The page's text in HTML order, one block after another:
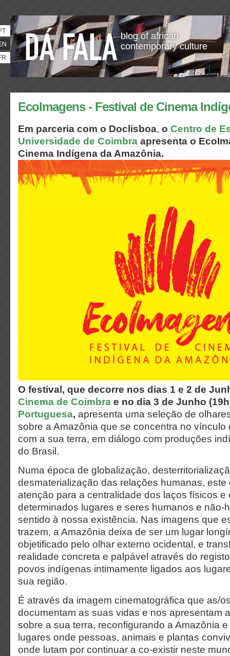
blog of african
contemporary culture
EcoImagens - Festival de Cinema
Em parceria com o Doclisboa, o Centro de
Universidade de Coimbra apresenta o
Cinema Indígena da Amazônia.
O festival, que decorre nos dias 1 e 2 de
Cinema de Coimbra e no dia 3 de Junho
Portuguesa, apresenta uma seleção de
sobre a Amazônia que se concentra no vínculo
com a sua terra, em diálogo com produções
do Brasil.
Numa época de globalização,
desmaterialização das relações humanas, este
atenção para a centralidade dos laços físicos e
determinados lugares e seres humanos e não-
sentido à nossa existência. Nas imagens que
trazem, a Amazônia deixa de ser um lugar
objetificado pelo olhar externo ocidental, e
realidade concreta e palpável através do
povos indígenas intimamente ligados aos
sua região.
É através da imagem cinematográfica que as/
documentam as suas vidas e nos apresentam
sobre a sua terra, reconfigurando a Amazônia
lugares onde pessoas, animais e plantas
onde lutam por continuar a co-existir neste